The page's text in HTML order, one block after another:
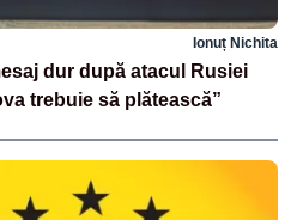
Ionuț Nichita
dur după atacul Rusiei
trebuie să plătească”